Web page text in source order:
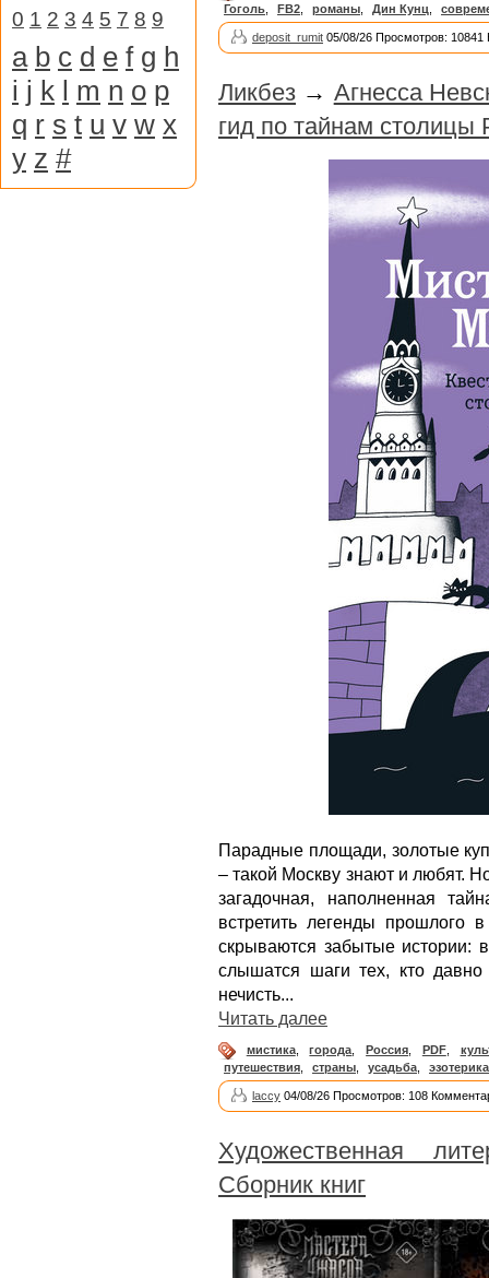
Гоголь
FB2 романы Дин Кунц
deposit_rumit 05/08/26 Просмотров: 10841
Ликбез → Агнесса
гид по тайнам столицы
Парадные площади, золотые
– такой Москву знают и любят.
загадочная, наполненная
встретить легенды прошлого
скрываются забытые истории:
слышатся шаги тех, кто
нечисть...
Читать далее
мистика, города Россия PDF,
путешествия
страны усадьба эзотерика
laccy 04/08/26 Просмотров: 108
Художественная
Сборник книг
0 1 2 3 4 5 7 8 9
a b c d e f g h
i j k l m n o p
q r s t u v w x
y z #